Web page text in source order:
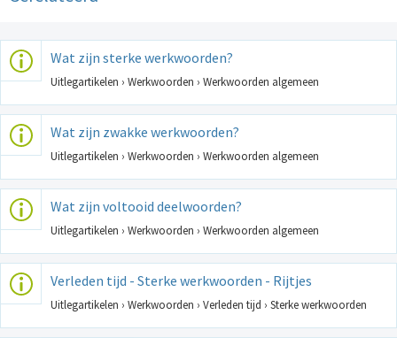
Wat zijn sterke werkwoorden?
Uitlegartikelen › Werkwoorden › Werkwoorden algemeen
Wat zijn zwakke werkwoorden?
Uitlegartikelen › Werkwoorden › Werkwoorden algemeen
Wat zijn voltooid deelwoorden?
Uitlegartikelen › Werkwoorden › Werkwoorden algemeen
Verleden tijd - Sterke werkwoorden - Rijtjes
Uitlegartikelen › Werkwoorden › Verleden tijd › Sterke werkwoorden